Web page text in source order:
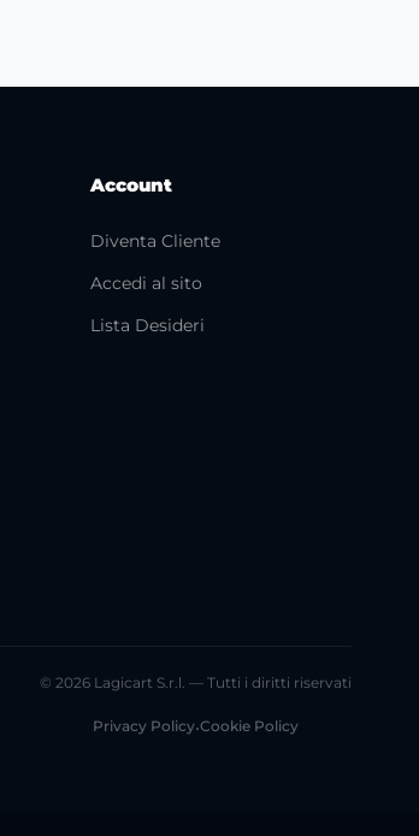
Account
Diventa Cliente
Accedi al sito
Lista Desideri
© 2026 Lagicart S.r.l. — Tutti i diritti riservati
Privacy Policy•Cookie Policy